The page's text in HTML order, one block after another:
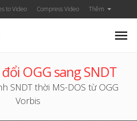
to Video Compress Video Thêm
OGG sang SNDT
SNDT thời MS-DOS từ OGG
Vorbis